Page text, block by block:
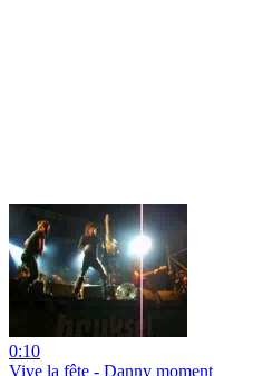
0:10
Vive la fête - Danny moment